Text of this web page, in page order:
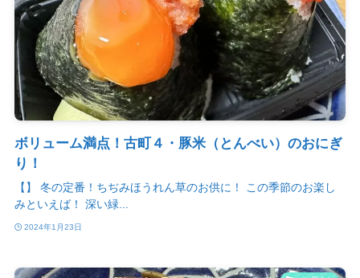
ボリューム満点！古町４・豚米（とんべい）のおにぎ
り！
【】 冬の定番！ちぢみほうれん草のお供に！ この季節のお楽し
みといえば！ 深い緑...
2024年1月23日